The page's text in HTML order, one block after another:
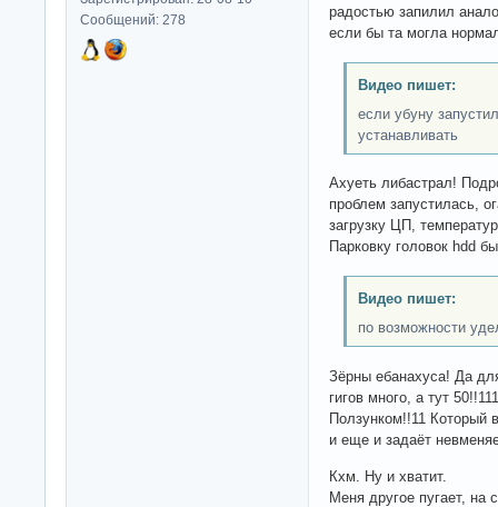
Сообщений: 278
радостью запилил
если бы та могла
Видео пишет:
если убуну
устанавливать
Ахуеть либастрал!
проблем запустилась,
загрузку ЦП,
Парковку головок hdd
Видео пишет:
по возможности
Зёрны ебанахуса! Да
гигов много, а тут
Ползунком!!11 Который
и еще и задаёт
Кхм. Ну и хватит.
Меня другое пугает, на